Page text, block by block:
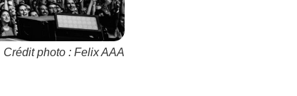
Crédit photo : Felix AAA